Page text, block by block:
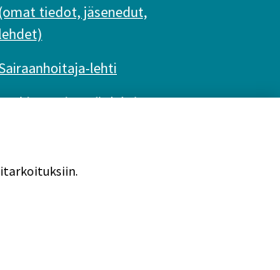
(omat tiedot, jäsenedut,
lehdet)
lehti
Hoitotyö -lehti